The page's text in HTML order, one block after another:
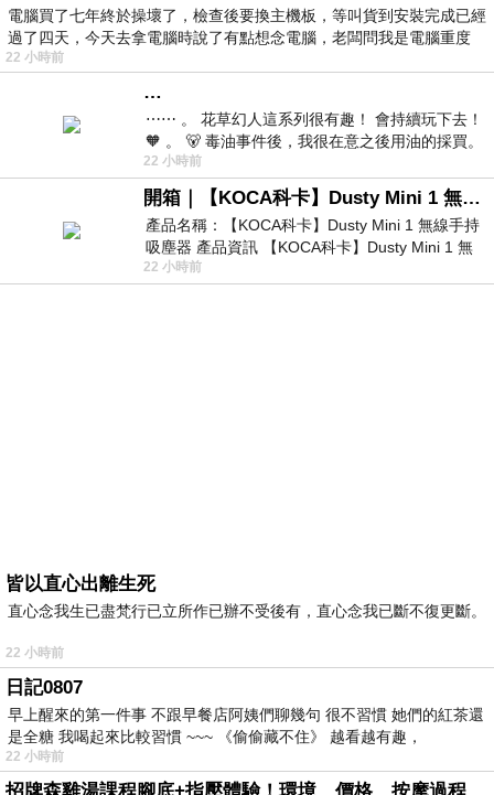
電腦買了七年終於操壞了，檢查後要換主機板，等叫貨到安裝完成已經
過了四天，今天去拿電腦時說了有點想念電腦，老闆問我是電腦重度
22 小時前
…
⋯⋯ 。 花草幻人這系列很有趣！ 會持續玩下去！
🧡 。 🐻 毒油事件後，我很在意之後用油的採買。
前天購買了我之前就很愛
22 小時前
開箱｜【KOCA科卡】Dusty Mini 1 無線手持吸塵器
產品名稱：【KOCA科卡】Dusty Mini 1 無線手持
吸塵器 產品資訊 【KOCA科卡】Dusty Mini 1 無
線手持吸塵器評語： 能吸、能吹兼具兩
22 小時前
皆以直心出離生死
直心念我生已盡梵行已立所作已辦不受後有，直心念我已斷不復更斷。
22 小時前
日記0807
早上醒來的第一件事 不跟早餐店阿姨們聊幾句 很不習慣 她們的紅茶還
是全糖 我喝起來比較習慣 ~~~ 《偷偷藏不住》 越看越有趣，
22 小時前